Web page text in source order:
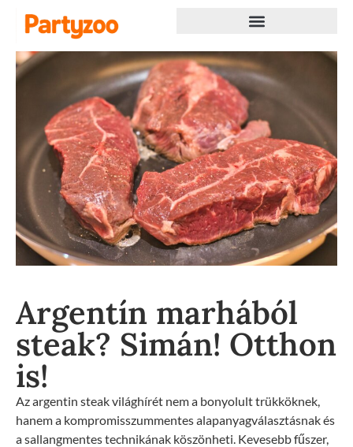
Argentín marhából
steak? Simán! Otthon
is!
Az argentin steak világhírét nem a bonyolult trükköknek,
hanem a kompromisszummentes alapanyagválasztásnak és
a sallangmentes technikának köszönheti. Kevesebb fűszer,